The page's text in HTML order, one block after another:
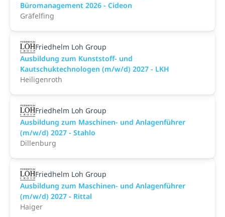
Büromanagement 2026 - Cideon
Gräfelfing
Friedhelm Loh Group
Ausbildung zum Kunststoff- und
Kautschuktechnologen (m/w/d) 2027 - LKH
Heiligenroth
Friedhelm Loh Group
Ausbildung zum Maschinen- und Anlagenführer
(m/w/d) 2027 - Stahlo
Dillenburg
Friedhelm Loh Group
Ausbildung zum Maschinen- und Anlagenführer
(m/w/d) 2027 - Rittal
Haiger